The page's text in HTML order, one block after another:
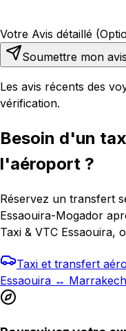
Votre Avis détaillé
Soumettre mon avis
Les avis récents des
vérification.
Besoin d'un
l'aéroport ?
Réservez un transfert
Essaouira-Mogador
Taxi & VTC Essaouira,
Taxi et transfert
Essaouira ↔ Marrakech